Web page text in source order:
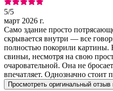
5/5
март 2026 г.
Само здание просто
скрывается внутри — все
полностью покорили картины.
свиньи, несмотря на свою
очаровательной. Она не
впечатляет. Однозначно стоит
Просмотреть оригинальный отзыв